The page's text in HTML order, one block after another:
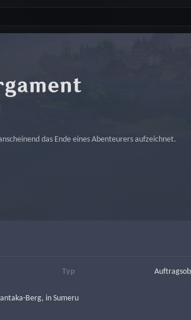
das Ende eines Abenteurers aufzeichnet.
Typ
Berg, in Sumeru